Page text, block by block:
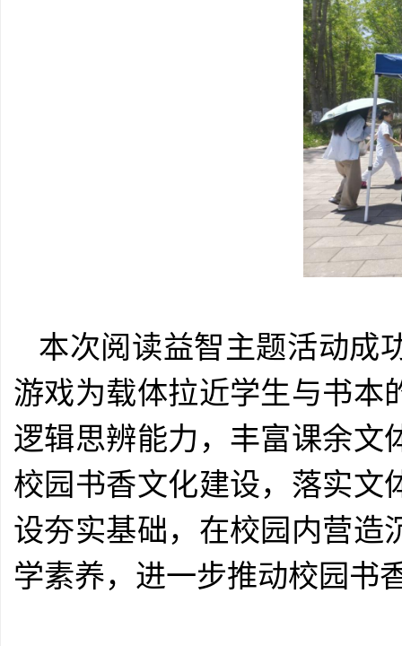
本次阅读益智主题活动成
游戏为载体拉近学生与书本
逻辑思辨能力，丰富课余文
校园书香文化建设，落实文
设夯实基础，在校园内营造
学素养，进一步推动校园书